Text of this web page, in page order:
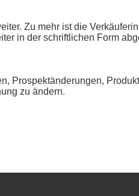
Zu mehr ist die
in der schriftlichen Form
Prospektänderungen,
zu ändern.